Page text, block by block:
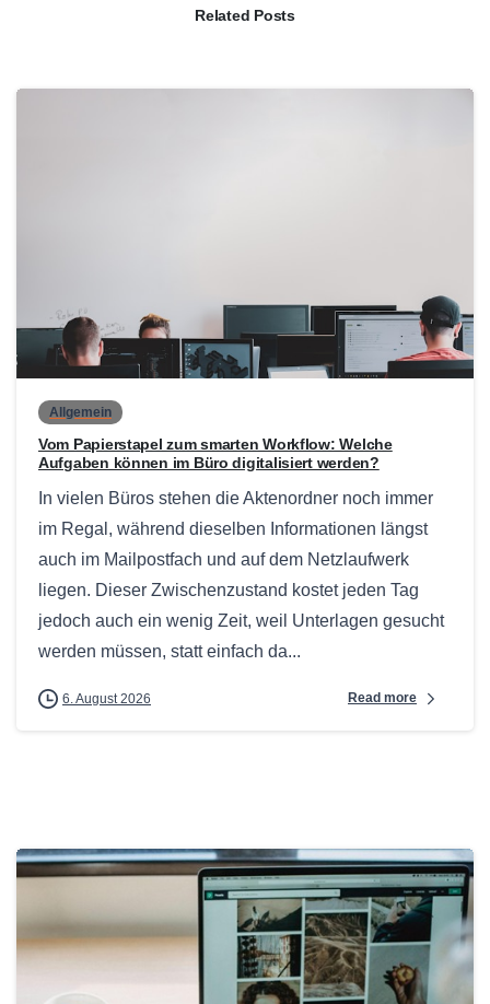
Related Posts
0
Allgemein
Vom Papierstapel zum smarten Workflow: Welche
Aufgaben können im Büro digitalisiert werden?
In vielen Büros stehen die Aktenordner noch immer
im Regal, während dieselben Informationen längst
auch im Mailpostfach und auf dem Netzlaufwerk
liegen. Dieser Zwischenzustand kostet jeden Tag
jedoch auch ein wenig Zeit, weil Unterlagen gesucht
werden müssen, statt einfach da...
6. August 2026 Read more